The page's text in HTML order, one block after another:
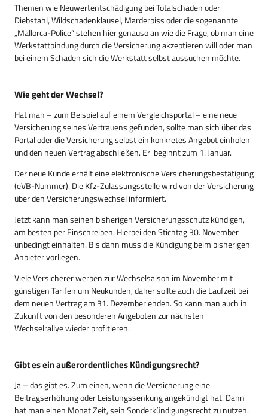
Themen wie Neuwertentschädigung bei Totalschaden oder
Diebstahl, Wildschadenklausel, Marderbiss oder die sogenannte
„Mallorca-Police“ stehen hier genauso an wie die Frage, ob man eine
Werkstattbindung durch die Versicherung akzeptieren will oder man
bei einem Schaden sich die Werkstatt selbst aussuchen möchte.
Wie geht der Wechsel?
Hat man – zum Beispiel auf einem Vergleichsportal – eine neue
Versicherung seines Vertrauens gefunden, sollte man sich über das
Portal oder die Versicherung selbst ein konkretes Angebot einholen
und den neuen Vertrag abschließen. Er beginnt zum 1. Januar.
Der neue Kunde erhält eine elektronische Versicherungsbestätigung
(eVB-Nummer). Die Kfz-Zulassungsstelle wird von der Versicherung
über den Versicherungswechsel informiert.
Jetzt kann man seinen bisherigen Versicherungsschutz kündigen,
am besten per Einschreiben. Hierbei den Stichtag 30. November
unbedingt einhalten. Bis dann muss die Kündigung beim bisherigen
Anbieter vorliegen.
Viele Versicherer werben zur Wechselsaison im November mit
günstigen Tarifen um Neukunden, daher sollte auch die Laufzeit bei
dem neuen Vertrag am 31. Dezember enden. So kann man auch in
Zukunft von den besonderen Angeboten zur nächsten
Wechselrallye wieder profitieren.
Gibt es ein außerordentliches Kündigungsrecht?
Ja – das gibt es. Zum einen, wenn die Versicherung eine
Beitragserhöhung oder Leistungssenkung angekündigt hat. Dann
hat man einen Monat Zeit, sein Sonderkündigungsrecht zu nutzen.